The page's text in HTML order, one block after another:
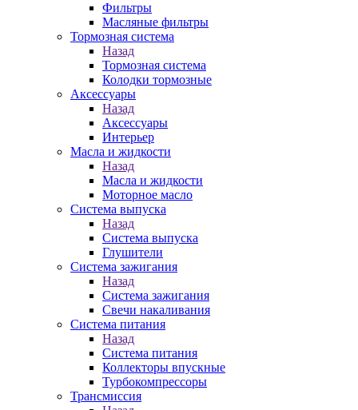
Фильтры
Масляные фильтры
Тормозная система
Назад
Тормозная система
Колодки тормозные
Аксессуары
Назад
Аксессуары
Интерьер
Масла и жидкости
Назад
Масла и жидкости
Моторное масло
Система выпуска
Назад
Система выпуска
Глушители
Система зажигания
Назад
Система зажигания
Свечи накаливания
Система питания
Назад
Система питания
Коллекторы впускные
Турбокомпрессоры
Трансмиссия